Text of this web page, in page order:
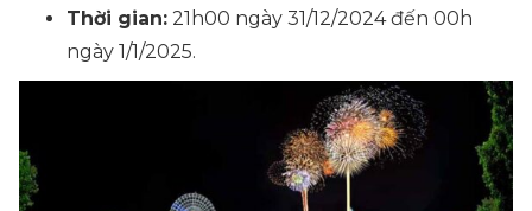
Thời gian: 21h00 ngày 31/12/2024 đến 00h
ngày 1/1/2025.